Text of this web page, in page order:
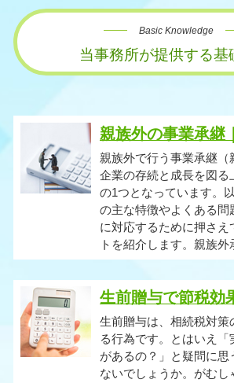
Basic Knowledge
当事務所が提供する基
親族外の事業承継
親族外で行う事業承継（
企業の存続と成長を図る
の1つとなっています。
の主な特徴やよくある問
に対応するために押さえ
トを紹介します。親族
生前贈与で節税効
生前贈与は、相続税対策
る行為です。とはいえ
があるの？」と疑問に思
ないでしょうか。がむし